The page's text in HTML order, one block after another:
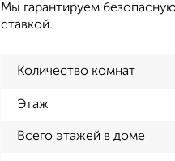
Мы гарантируем
ставкой.
Количество комнат
Этаж
Всего этажей в доме